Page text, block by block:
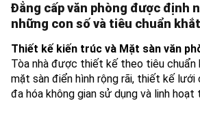
Đẳng cấp văn phòng được định
những con số và tiêu chuẩn
Thiết kế kiến trúc và Mặt sàn văn
Tòa nhà được thiết kế theo tiêu chuẩn
mặt sàn điển hình rộng rãi, thiết kế
đa hóa không gian sử dụng và linh